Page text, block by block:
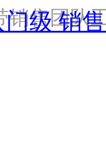
销售团
级 销